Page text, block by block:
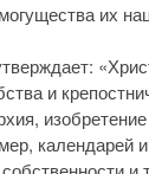
их
и
календарей